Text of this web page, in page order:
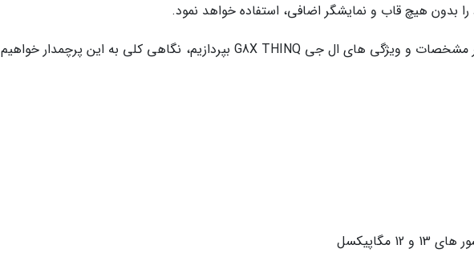
بدون هیچ قاب و نمایشگر اضافی، استفاده خواهد نمود.
اما قبل از آن که بخواهیم به دیگر مشخصات و ویژگی های ال جی G8X THINQ بپردازیم، نگاهی کلی به این پرچمدار خواهیم
مگاپیکسل